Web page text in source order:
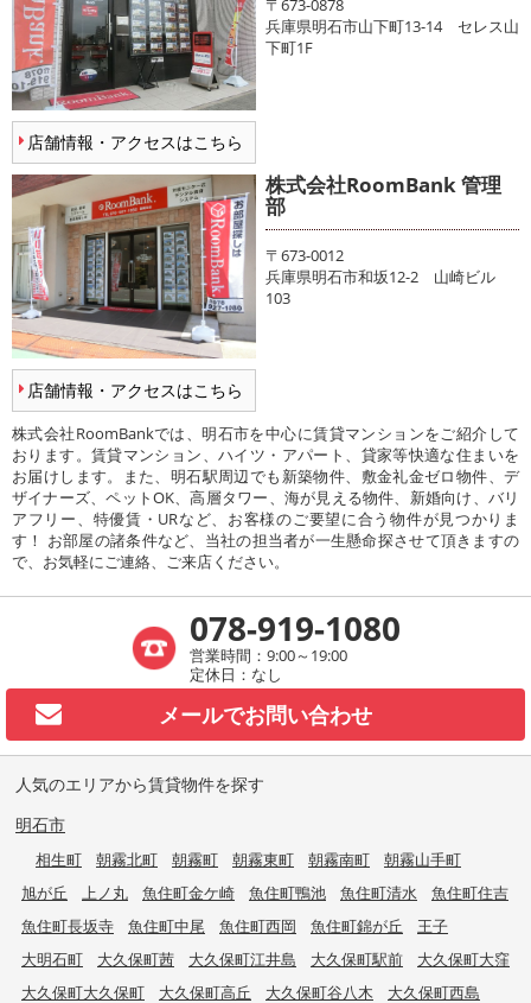
店舗情報・アクセスはこちら
〒673-0878
兵庫県明石市山下町13-14 セレス山
下町1F
店舗情報・アクセスはこちら
株式会社RoomBank 管理
部
〒673-0012
兵庫県明石市和坂12-2 山崎ビル
103
株式会社RoomBankでは、明石市を中心に賃貸マンションをご紹介して
おります。賃貸マンション、ハイツ・アパート、貸家等快適な住まいを
お届けします。また、明石駅周辺でも新築物件、敷金礼金ゼロ物件、デ
ザイナーズ、ペットOK、高層タワー、海が見える物件、新婚向け、バリ
アフリー、特優賃・URなど、お客様のご要望に合う物件が見つかりま
す！ お部屋の諸条件など、当社の担当者が一生懸命探させて頂きますの
で、お気軽にご連絡、ご来店ください。
078-919-1080
営業時間：9:00～19:00
定休日：なし
メールでお問い合わせ
人気のエリアから賃貸物件を探す
明石市
相生町 朝霧北町 朝霧町 朝霧東町 朝霧南町
朝霧山手町
旭が丘
上ノ丸 魚住町金ケ崎 魚住町鴨池 魚住町清水
魚住町住吉
魚住町長坂寺
魚住町中尾 魚住町西岡 魚住町錦が丘
王子
大明石町
大久保町茜 大久保町江井島 大久保町駅前
大久保町大窪
大久保町大久保町
大久保町高丘 大久保町谷八木
大久保町西島